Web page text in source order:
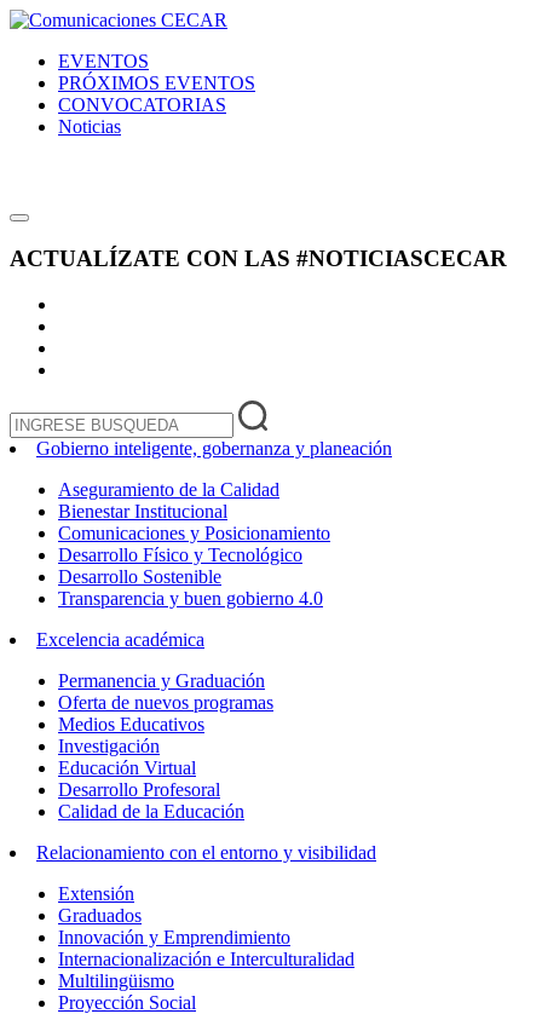
EVENTOS
PRÓXIMOS EVENTOS
CONVOCATORIAS
Noticias
ACTUALÍZATE CON LAS #NOTICIASCECAR
Gobierno inteligente, gobernanza y planeación
Aseguramiento de la Calidad
Bienestar Institucional
Comunicaciones y Posicionamiento
Desarrollo Físico y Tecnológico
Desarrollo Sostenible
Transparencia y buen gobierno 4.0
Excelencia académica
Permanencia y Graduación
Oferta de nuevos programas
Medios Educativos
Investigación
Educación Virtual
Desarrollo Profesoral
Calidad de la Educación
Relacionamiento con el entorno y visibilidad
Extensión
Graduados
Innovación y Emprendimiento
Internacionalización e Interculturalidad
Multilingüismo
Proyección Social